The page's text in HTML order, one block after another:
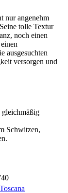
nur angenehm
tolle Textur
noch einen
ausgesuchten
versorgen und
gleichmäßig
Schwitzen,